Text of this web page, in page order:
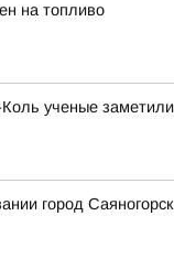
на топливо
ученые
город Саяногорск